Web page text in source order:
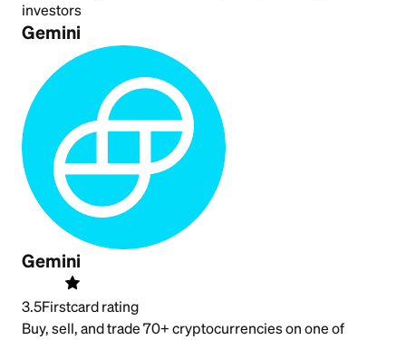
investors
Gemini
Gemini
3.5Firstcard rating
Buy, sell, and trade 70+ cryptocurrencies on one of